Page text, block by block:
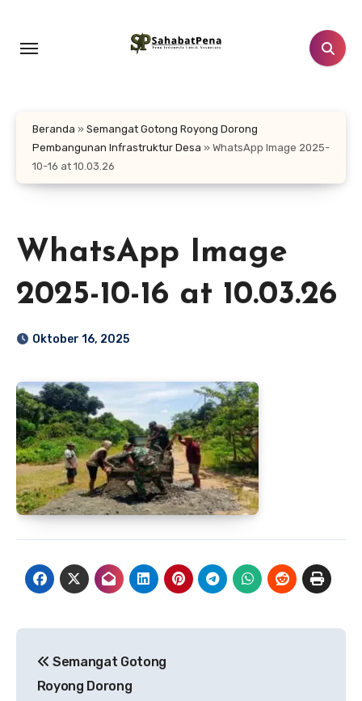
konten
Beranda » Semangat Gotong Royong Dorong
Pembangunan Infrastruktur Desa » WhatsApp Image 2025-
10-16 at 10.03.26
WhatsApp Image
2025-10-16 at 10.03.26
Oktober 16, 2025
pos
Semangat Gotong
Royong Dorong